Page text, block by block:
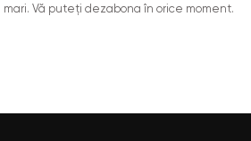
Vă puteți dezabona în orice moment.